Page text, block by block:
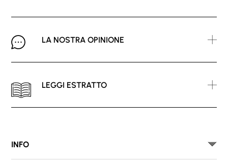
LA NOSTRA OPINIONE
LEGGI ESTRATTO
INFO